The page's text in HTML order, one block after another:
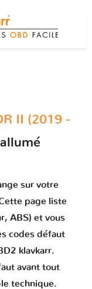
II (2019 -
sur votre
page liste
ABS) et vous
codes défaut
klavkarr.
avant tout
technique.